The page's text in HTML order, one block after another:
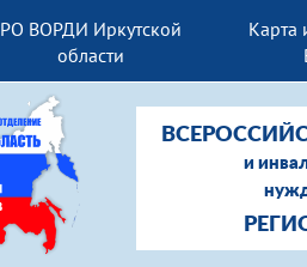
РО ВОРДИ Иркутской
области
Карта
и